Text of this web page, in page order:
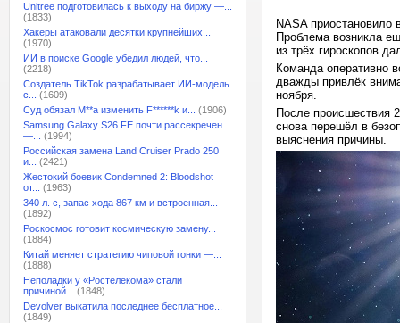
Unitree подготовилась к выходу на биржу —...
(1833)
Хакеры атаковали десятки крупнейших...
(1970)
ИИ в поиске Google убедил людей, что...
(2218)
Создатель TikTok разрабатывает ИИ-модель
с...
(1609)
Суд обязал M**a изменить F******k и...
(1906)
Samsung Galaxy S26 FE почти рассекречен
—...
(1994)
Российская замена Land Cruiser Prado 250
и...
(2421)
Жестокий боевик Condemned 2: Bloodshot
от...
(1963)
340 л. с, запас хода 867 км и встроенная...
(1892)
Роскосмос готовит космическую замену...
(1884)
Китай меняет стратегию чиповой гонки —...
(1888)
Неполадки у «Ростелекома» стали
причиной...
(1848)
Devolver выкатила последнее бесплатное...
(1849)
NASA приостановило
Проблема возникла
из трёх гироскопов
Команда оперативно
дважды привлёк
ноября.
После происшествия
снова перешёл в
выяснения причины.